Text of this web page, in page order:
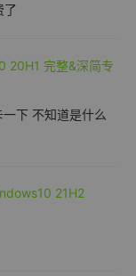
了
20H1 完整&深简专
下 不知道是什么
21H2